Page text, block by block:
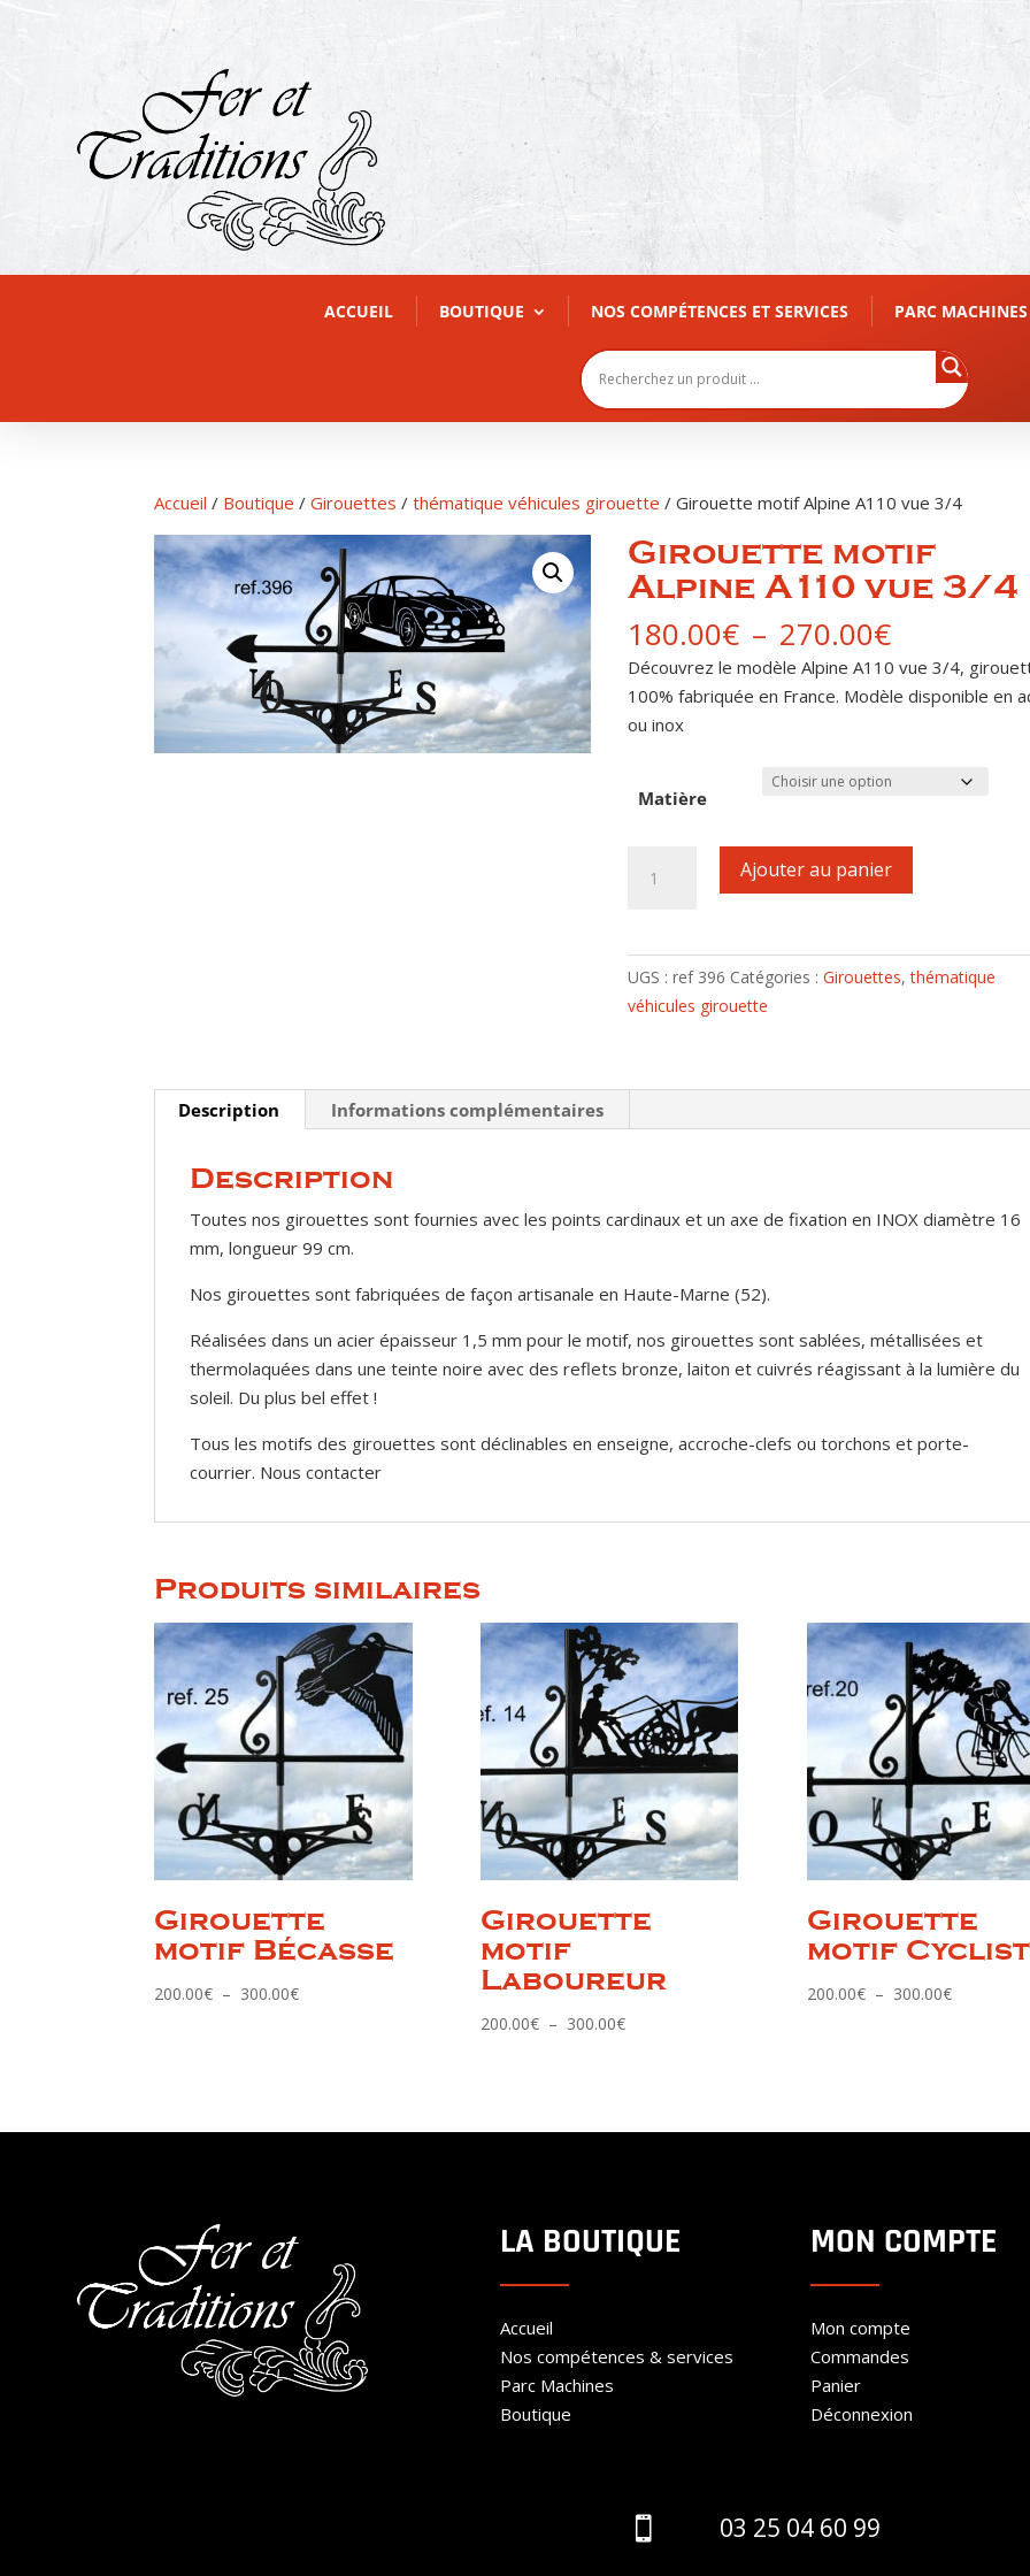
ACCUEIL BOUTIQUE NOS COMPÉTENCES ET SERVICES PARC MACHINES
Accueil / Boutique /Girouettes /thématique véhicules girouette / Girouette motif Alpine A110 vue 3/4
Girouette motif
Alpine A110 vue 3/4
180.00€ – 270.00€Plage
de
prix :
180.00€
270.00€
Découvrez le modèle Alpine A110 vue 3/4,
100% fabriquée en France. Modèle disponible en
ou inox
Matière
Alpine
A110
Ajouter au panier
UGS :ref 396 Catégories :Girouettes,thématique
véhicules girouette
Description Informations complémentaires
Description
Toutes nos girouettes sont fournies avec les points cardinaux et un axe de fixation en INOX diamètre 16
mm, longueur 99 cm.
Nos girouettes sont fabriquées de façon artisanale en Haute-Marne (52).
Réalisées dans un acier épaisseur 1,5 mm pour le motif, nos girouettes sont sablées, métallisées et
thermolaquées dans une teinte noire avec des reflets bronze, laiton et cuivrés réagissant à la lumière du
soleil. Du plus bel effet !
Tous les motifs des girouettes sont déclinables en enseigne, accroche-clefs ou torchons et porte-
courrier. Nous contacter
Produits similaires
Girouette
motif Bécasse
200.00€ – 300.00€Plage
Girouette
motif
Laboureur
200.00€ – 300.00€Plage
à
Girouette
motif
200.00€ – 300.00€Plage
LA BOUTIQUE
Accueil
Nos compétences & services
Parc Machines
Boutique
MON COMPTE
Mon compte
Commandes
Panier
Déconnexion
 03 25 04 60 99